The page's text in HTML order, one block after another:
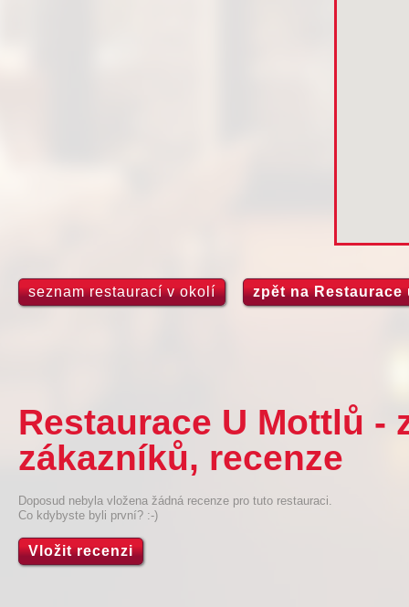
seznam restaurací v okolí zpět na Restaurace
Restaurace U Mottlů
zákazníků, recenze
Doposud nebyla vložena žádná recenze pro tuto restauraci.
Co kdybyste byli první? :-)
Vložit recenzi